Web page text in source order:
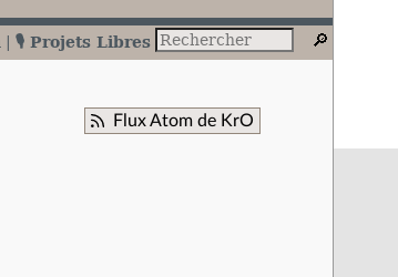
🎙️ Projets Libres
Flux Atom de KrO